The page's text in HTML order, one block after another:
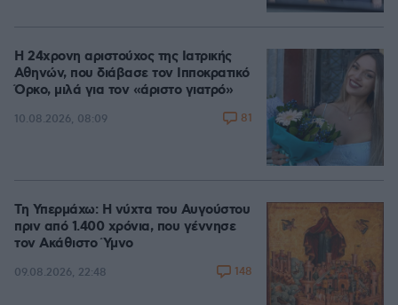
Η 24χρονη αριστούχος της Ιατρικής
Αθηνών, που διάβασε τον Ιπποκρατικό
Όρκο, μιλά για τον «άριστο γιατρό»
10.08.2026, 08:09 81
Τη Υπερμάχω: Η νύχτα του Αυγούστου
πριν από 1.400 χρόνια, που γέννησε
τον Ακάθιστο Ύμνο
09.08.2026, 22:48 148